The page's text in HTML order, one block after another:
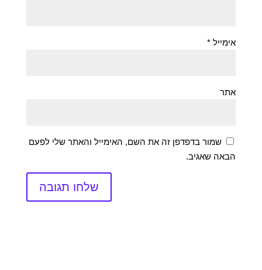
אימייל *
אתר
שמור בדפדפן זה את השם, האימייל והאתר שלי לפעם
הבאה שאגיב.